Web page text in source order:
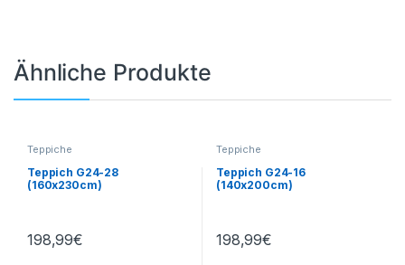
Ähnliche Produkte
Teppiche
Teppich G24-28
(160x230cm)
198,99€
Teppiche
Teppich G24-16
(140x200cm)
198,99€